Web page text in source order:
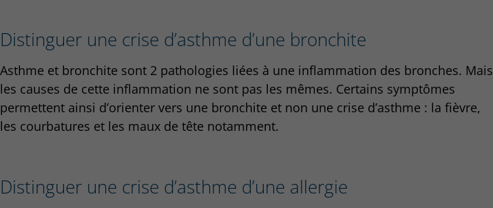
Distinguer une crise d’asthme d’une bronchite
Asthme et bronchite sont 2 pathologies liées à une inflammation des bronches. Mais
les causes de cette inflammation ne sont pas les mêmes. Certains symptômes
permettent ainsi d’orienter vers une bronchite et non une crise d’asthme : la fièvre,
les courbatures et les maux de tête notamment.
Distinguer une crise d’asthme d’une allergie